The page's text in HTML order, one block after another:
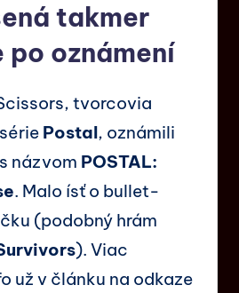
takmer
po oznámení
tvorcovia
Postal, oznámili
názvom POSTAL:
. Malo ísť o bullet-
(podobný hrám
). Viac
už v článku na odkaze